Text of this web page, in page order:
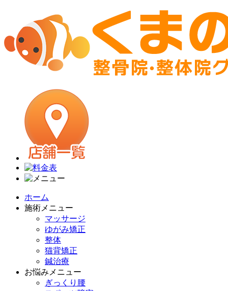
ホーム
施術メニュー
マッサージ
ゆがみ矯正
整体
猫背矯正
鍼治療
お悩みメニュー
ぎっくり腰